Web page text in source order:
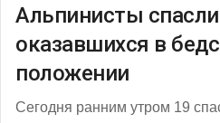
Альпинисты
оказавшихся в
положении
Сегодня ранним утром 19